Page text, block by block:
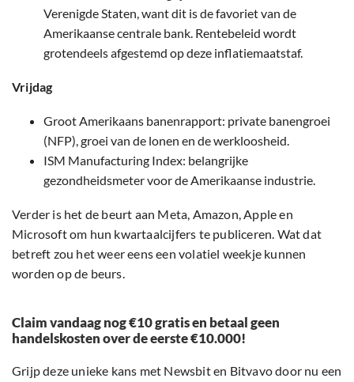
Verenigde Staten, want dit is de favoriet van de
Amerikaanse centrale bank. Rentebeleid wordt
grotendeels afgestemd op deze inflatiemaatstaf.
Vrijdag
Groot Amerikaans banenrapport: private banengroei
(NFP), groei van de lonen en de werkloosheid.
ISM Manufacturing Index: belangrijke
gezondheidsmeter voor de Amerikaanse industrie.
Verder is het de beurt aan Meta, Amazon, Apple en
Microsoft om hun kwartaalcijfers te publiceren. Wat dat
betreft zou het weer eens een volatiel weekje kunnen
worden op de beurs.
Claim vandaag nog €10 gratis en betaal geen
handelskosten over de eerste €10.000!
Grijp deze unieke kans met Newsbit en Bitvavo door nu een